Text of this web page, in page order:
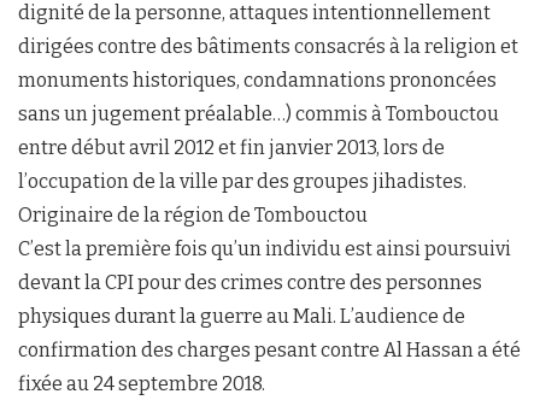
dignité de la personne, attaques intentionnellement
dirigées contre des bâtiments consacrés à la religion et
monuments historiques, condamnations prononcées
sans un jugement préalable…) commis à Tombouctou
entre début avril 2012 et fin janvier 2013, lors de
l’occupation de la ville par des groupes jihadistes.
Originaire de la région de Tombouctou
C’est la première fois qu’un individu est ainsi poursuivi
devant la CPI pour des crimes contre des personnes
physiques durant la guerre au Mali. L’audience de
confirmation des charges pesant contre Al Hassan a été
fixée au 24 septembre 2018.